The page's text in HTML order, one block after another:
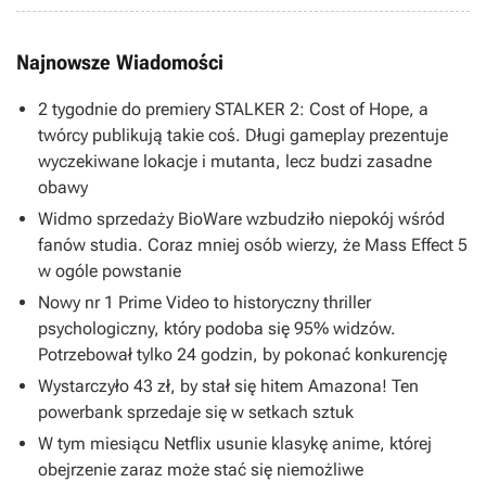
Najnowsze Wiadomości
2 tygodnie do premiery STALKER 2: Cost of Hope, a
twórcy publikują takie coś. Długi gameplay prezentuje
wyczekiwane lokacje i mutanta, lecz budzi zasadne
obawy
Widmo sprzedaży BioWare wzbudziło niepokój wśród
fanów studia. Coraz mniej osób wierzy, że Mass Effect 5
w ogóle powstanie
Nowy nr 1 Prime Video to historyczny thriller
psychologiczny, który podoba się 95% widzów.
Potrzebował tylko 24 godzin, by pokonać konkurencję
Wystarczyło 43 zł, by stał się hitem Amazona! Ten
powerbank sprzedaje się w setkach sztuk
W tym miesiącu Netflix usunie klasykę anime, której
obejrzenie zaraz może stać się niemożliwe